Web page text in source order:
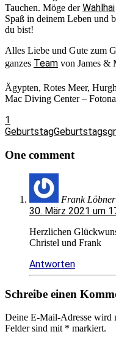
Tauchen. Möge derWahlhai
Spaß in deinem Leben und
du bist!
Alles Liebe und Gute zum
ganzes Team von James
Ägypten, Rotes Meer,
Mac Diving Center –
1
Geburtstag
One comment
Frank Löbner
30. März 2021 um
Herzlichen
Christel und Frank
Antworten
Schreibe einen
Deine E-Mail-Adresse wird
Felder sind mit * markiert.